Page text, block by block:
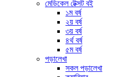
মেডিকেল টেক্সট বই
১ম বর্ষ
২য় বর্ষ
৩য় বর্ষ
৪র্থ বর্ষ
৫ম বর্ষ
পড়ালেখা
সকল পড়ালেখা